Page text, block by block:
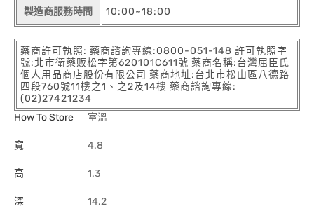
製造商服務時間 10:00~18:00
藥商許可執照: 藥商諮詢專線:0800-051-148 許可執照字
號:北市衛藥販松字第620101C611號 藥商名稱:台灣屈臣氏
個人用品商店股份有限公司 藥商地址:台北市松山區八德路
四段760號11樓之1、之2及14樓 藥商諮詢專線:
(02)27421234
How To Store
室溫
寬 4.8
高 1.3
深 14.2